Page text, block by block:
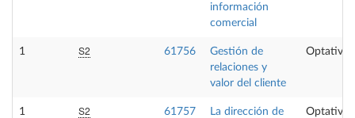
información
comercial
1 S2 61756
Gestión de
relaciones y
valor del cliente
Optativa
1 S2 61757
La dirección de
Optativa